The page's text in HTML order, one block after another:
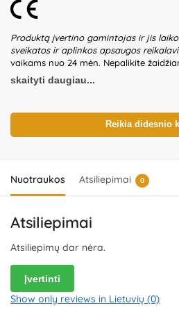
Produktą įvertino gamintojas ir jis
sveikatos ir aplinkos apsaugos
vaikams nuo 24 mėn. Nepalikite
priežiūros. Prieš naudodami žaislą
Nenaudokite žaislo, jeigu kuri nors iš
dizainas ir spalvos gali nežymiai
informaciją ateičiai. Kilmės šalis –
Kozicka Sp.K, ul. Poludniowa 29A, 05-
skaityti daugiau...
Reikia didesnio
Nuotraukos Atsiliepimai 0
Atsiliepimai
Atsiliepimų dar nėra.
Įvertinti
Show only reviews in Lietuvių (0)